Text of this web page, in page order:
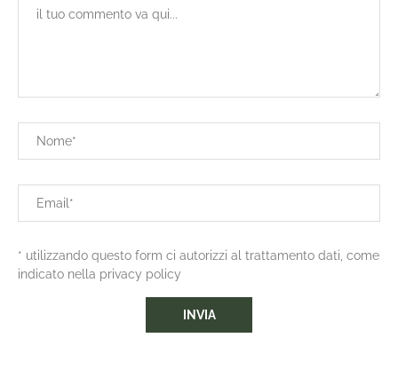
* utilizzando questo form ci autorizzi al trattamento dati, come
indicato nella privacy policy